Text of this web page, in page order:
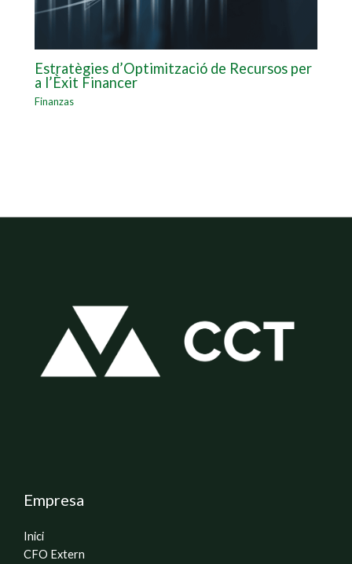
Estratègies d’Optimització de Recursos per
a l’Èxit Financer
Finanzas
Empresa
Inici
CFO Extern